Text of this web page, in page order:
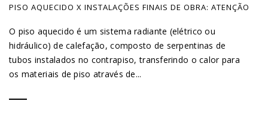
PISO AQUECIDO X INSTALAÇÕES FINAIS DE OBRA: ATENÇÃO
O piso aquecido é um sistema radiante (elétrico ou
hidráulico) de calefação, composto de serpentinas de
tubos instalados no contrapiso, transferindo o calor para
os materiais de piso através de...